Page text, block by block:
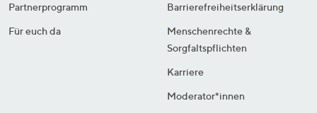
Partnerprogramm
Für euch da
Barrierefreiheitserklärung
Menschenrechte &
Sorgfaltspflichten
Karriere
Moderator*innen